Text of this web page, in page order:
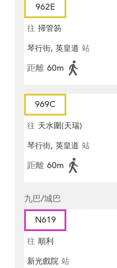
962E
往 掃管笏
琴行街, 英皇道 站
距離 60m
969C
往 天水圍(天瑞)
琴行街, 英皇道 站
距離 60m
九巴/城巴
N619
往 順利
新光戲院 站